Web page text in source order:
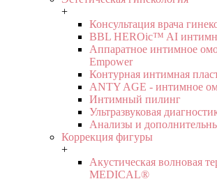
+
Консультация врача
BBL HEROic™ AI
Аппаратное интимное
Empower
Контурная интимная
ANTY AGE - интимное
Интимный пилинг
Ультразвуковая
Анализы и
Коррекция фигуры
+
Акустическая волновая
MEDICAL®